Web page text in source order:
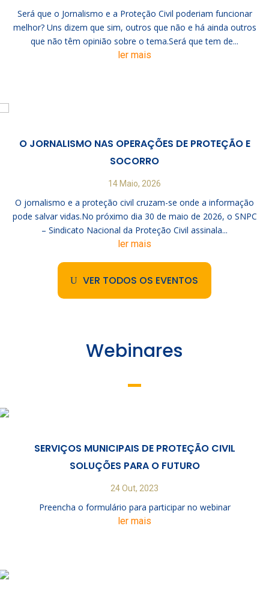
Será que o Jornalismo e a Proteção Civil poderiam funcionar
melhor? Uns dizem que sim, outros que não e há ainda outros
que não têm opinião sobre o tema.Será que tem de...
ler mais
O JORNALISMO NAS OPERAÇÕES DE PROTEÇÃO E
SOCORRO
14 Maio, 2026
O jornalismo e a proteção civil cruzam-se onde a informação
pode salvar vidas.No próximo dia 30 de maio de 2026, o SNPC
– Sindicato Nacional da Proteção Civil assinala...
ler mais
VER TODOS OS EVENTOS
Webinares
SERVIÇOS MUNICIPAIS DE PROTEÇÃO CIVIL
SOLUÇÕES PARA O FUTURO
24 Out, 2023
Preencha o formulário para participar no webinar
ler mais